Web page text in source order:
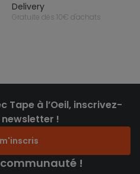
delivery
gratuite dès 10€ d'achats
Tape à l’Oeil, inscrivez-
!
!